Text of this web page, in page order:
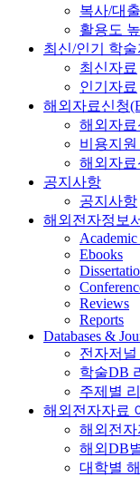
복사/대
활용도
최신/인기 학술
최신자료
인기자료
해외자료신청
해외자료
비용지원
해외자료
공지사항
공지사항
해외전자정보
Academic
Ebooks
Reviews
Reports
Databases &
전자저널
학술DB
주제별
해외전자자료
해외전자
해외DB
대학별